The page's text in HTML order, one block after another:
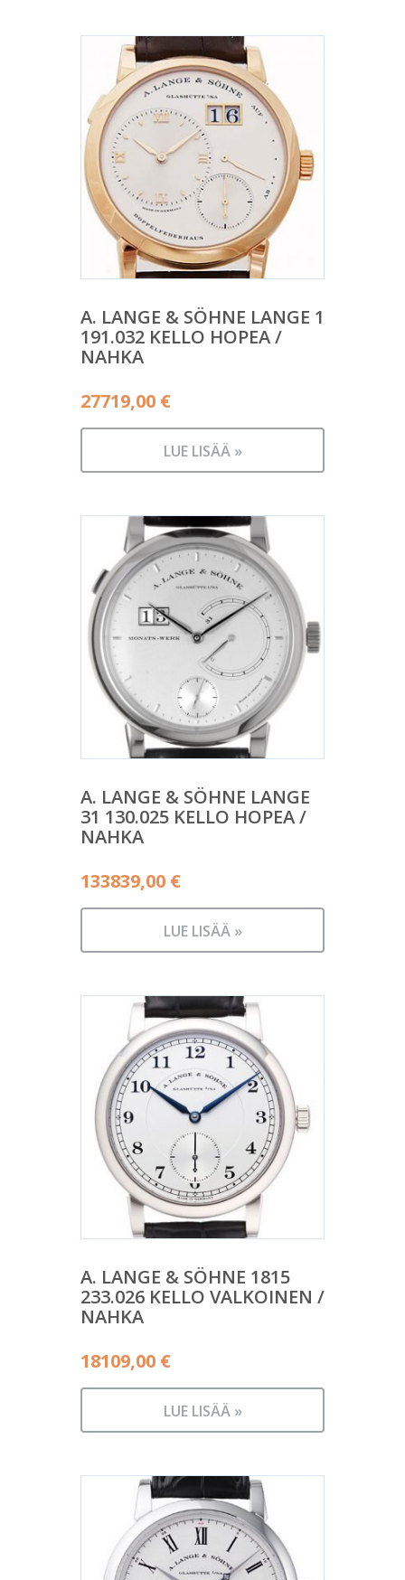
A. LANGE & SÖHNE LANGE 1
191.032 KELLO HOPEA /
NAHKA
27719,00 €
LUE LISÄÄ »
A. LANGE & SÖHNE LANGE
31 130.025 KELLO HOPEA /
NAHKA
133839,00 €
LUE LISÄÄ »
A. LANGE & SÖHNE 1815
233.026 KELLO VALKOINEN /
NAHKA
18109,00 €
LUE LISÄÄ »